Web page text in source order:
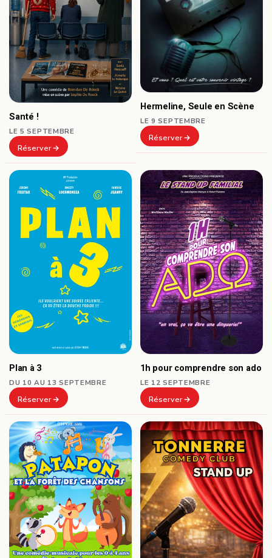
Santé !
LE 5 SEPTEMBRE
Réserver
Hermeline, Seule en Scène
LE 9 SEPTEMBRE
Réserver
Plan à 3
DU 10 AU 13 SEPTEMBRE
Réserver
1h pour comprendre son ado
LE 12 SEPTEMBRE
Réserver